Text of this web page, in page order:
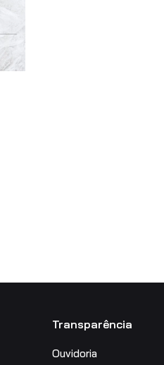
Transparência
Ouvidoria